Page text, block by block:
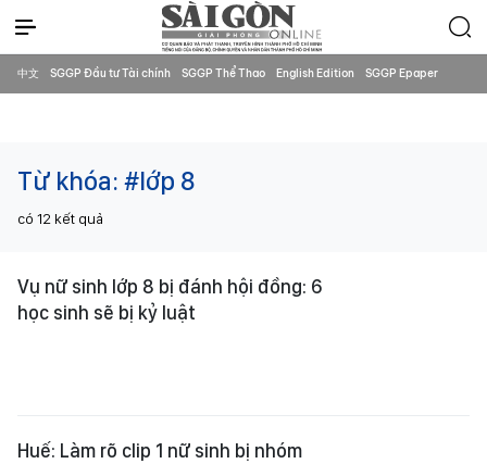
中文 SGGP Đầu tư Tài chính SGGP Thể Thao English Edition SGGP Epaper
Từ khóa: #lớp 8
có 12 kết quả
Vụ nữ sinh lớp 8 bị đánh hội đồng: 6
học sinh sẽ bị kỷ luật
Huế: Làm rõ clip 1 nữ sinh bị nhóm